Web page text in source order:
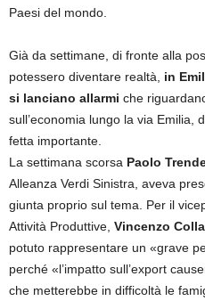
Paesi del mondo.
Già da settimane, di fronte alla
potessero diventare realtà, in
si lanciano allarmi che
sull’economia lungo la via Emilia,
fetta importante.
La settimana scorsa Paolo
Alleanza Verdi Sinistra, aveva
giunta proprio sul tema. Per il
Attività Produttive, Vincenzo Colla
potuto rappresentare un «grave
perché «l’impatto sull’export
che metterebbe in difficoltà le